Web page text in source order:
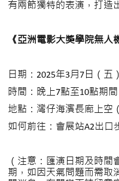
有兩節獨特的表演，打造
《亞洲電影大獎學院無人
日期：2025年3月7日（五
時間：晚上7點至10點期
地點：灣仔海濱長廊上空
如何前往：會展站A2出口
（注意：匯演日期及時間
期，如因天氣問題而需取